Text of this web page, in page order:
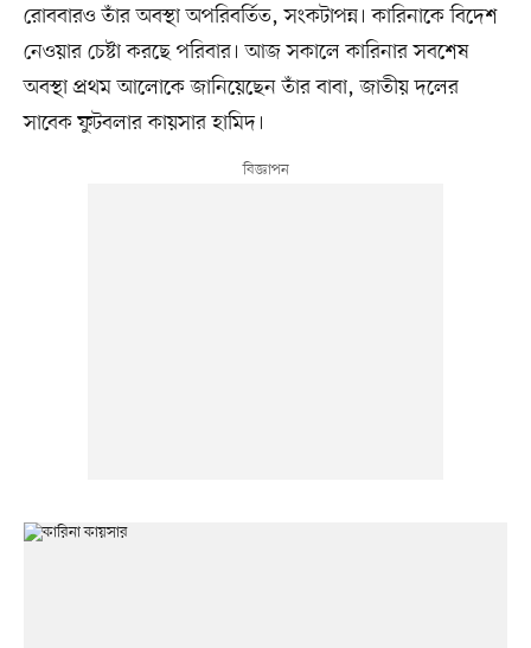
রোববারও তাঁর অবস্থা অপরিবর্তিত, সংকটাপন্ন। কারিনাকে বিদেশ
নেওয়ার চেষ্টা করছে পরিবার। আজ সকালে কারিনার সবশেষ
অবস্থা প্রথম আলোকে জানিয়েছেন তাঁর বাবা, জাতীয় দলের
সাবেক ফুটবলার কায়সার হামিদ।